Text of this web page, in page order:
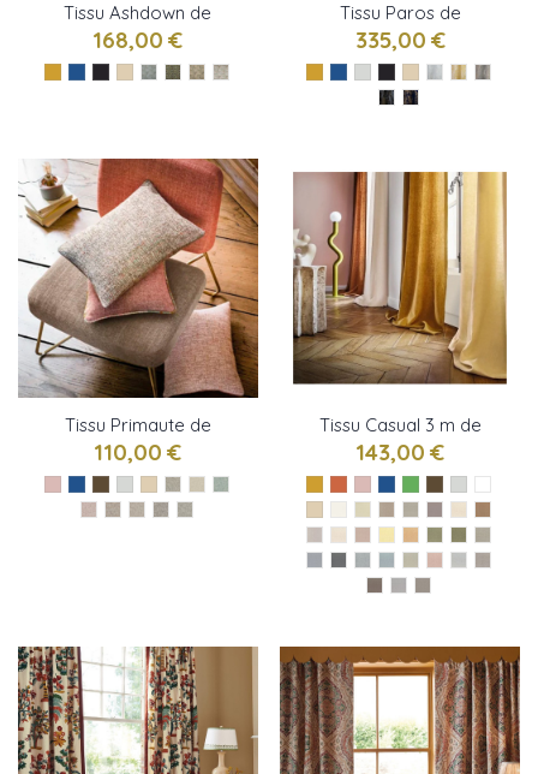
Tissu Ashdown de
Colefax and Fowler
168,00 €
Tissu Paros de
Métaphores
335,00 €
Tissu Primaute de
Casamace
110,00 €
Tissu Casual 3 m de
Casamance
143,00 €